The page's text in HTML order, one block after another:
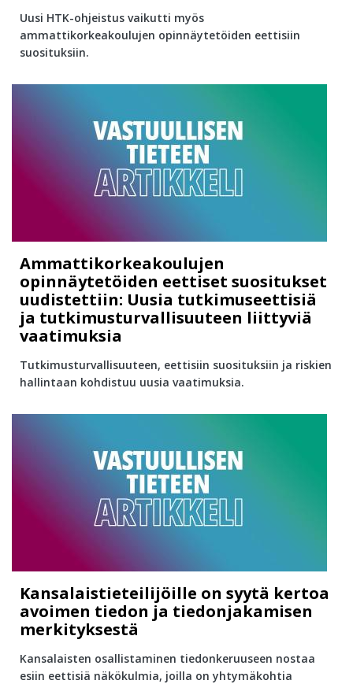
Uusi HTK-ohjeistus vaikutti myös
ammattikorkeakoulujen opinnäytetöiden eettisiin
suosituksiin.
Ammattikorkeakoulujen
opinnäytetöiden eettiset suositukset
uudistettiin: Uusia tutkimuseettisiä
ja tutkimusturvallisuuteen liittyviä
vaatimuksia
Tutkimusturvallisuuteen, eettisiin suosituksiin ja riskien
hallintaan kohdistuu uusia vaatimuksia.
Kansalaistieteilijöille on syytä kertoa
avoimen tiedon ja tiedonjakamisen
merkityksestä
Kansalaisten osallistaminen tiedonkeruuseen nostaa
esiin eettisiä näkökulmia, joilla on yhtymäkohtia